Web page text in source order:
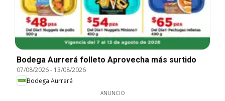
Bodega Aurrerá folleto Aprovecha más surtido
07/08/2026- 13/08/2026
Bodega Aurrerá
ANUNCIO